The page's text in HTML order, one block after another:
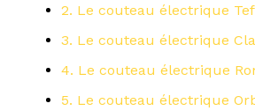
2. Le couteau électrique
3. Le couteau électrique
4. Le couteau électrique
5. Le couteau électrique